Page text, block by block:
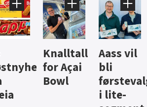
vil
Brus og
jus fra
Berentsen
Hard
iste fra
Hansa